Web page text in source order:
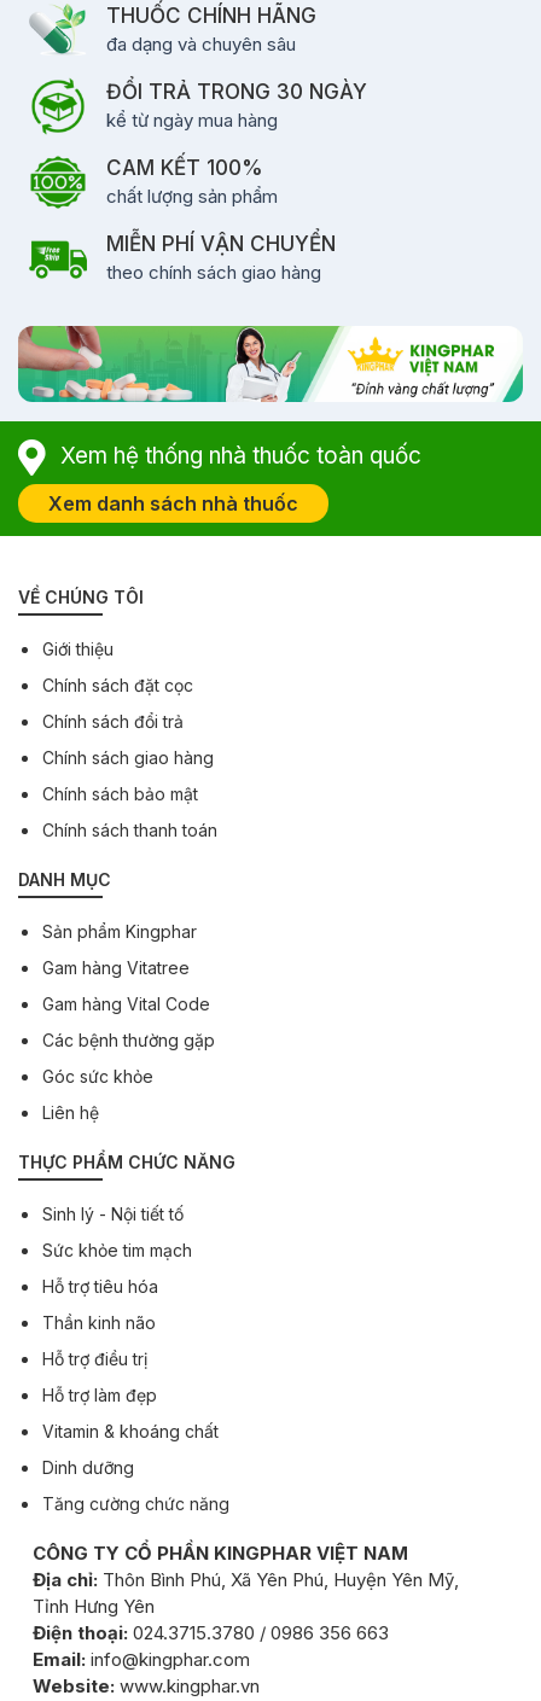
THUỐC CHÍNH HÃNG
đa dạng và chuyên sâu
ĐỔI TRẢ TRONG 30 NGÀY
kể từ ngày mua hàng
CAM KẾT 100%
chất lượng sản phẩm
MIỄN PHÍ VẬN CHUYỂN
theo chính sách giao hàng
Xem hệ thống nhà thuốc toàn quốc
Xem danh sách nhà thuốc
VỀ CHÚNG TÔI
Giới thiệu
Chính sách đặt cọc
Chính sách đổi trả
Chính sách giao hàng
Chính sách bảo mật
Chính sách thanh toán
DANH MỤC
Sản phẩm Kingphar
Gam hàng Vitatree
Gam hàng Vital Code
Các bệnh thường gặp
Góc sức khỏe
Liên hệ
THỰC PHẨM CHỨC NĂNG
Sinh lý - Nội tiết tố
Sức khỏe tim mạch
Hỗ trợ tiêu hóa
Thần kinh não
Hỗ trợ điều trị
Hỗ trợ làm đẹp
Vitamin & khoáng chất
Dinh dưỡng
Tăng cường chức năng
CÔNG TY CỔ PHẦN KINGPHAR VIỆT NAM
Địa chỉ: Thôn Bình Phú, Xã Yên Phú, Huyện Yên Mỹ,
Tỉnh Hưng Yên
Điện thoại: 024.3715.3780 / 0986 356 663
Email: info@kingphar.com
Website: www.kingphar.vn